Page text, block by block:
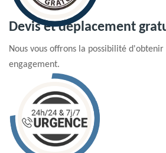
Devis et déplacement
Nous vous offrons la possibilité
engagement.